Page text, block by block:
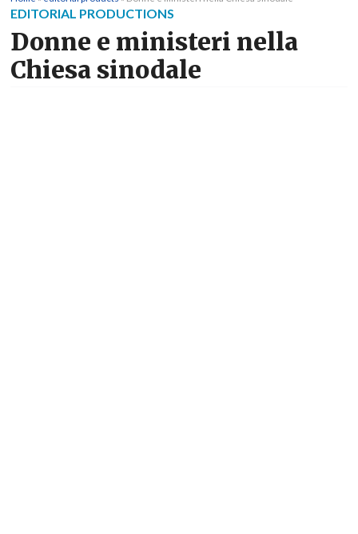
EDITORIAL PRODUCTIONS
Donne e ministeri nella
Chiesa sinodale